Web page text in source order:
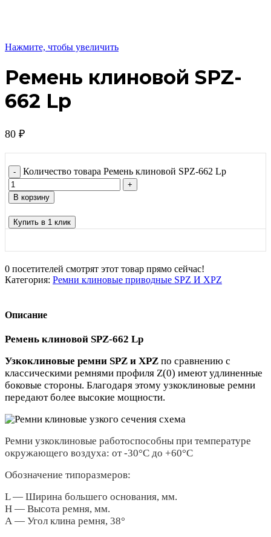
Нажмите, чтобы увеличить
Ремень клиновой SPZ-
662 Lp
80 ₽
Количество товара Ремень клиновой SPZ-662 Lp
В корзину
Купить в 1 клик
0 посетителей смотрят этот товар прямо сейчас!
Категория: Ремни клиновые приводные SPZ И XPZ
Описание
Ремень клиновой SPZ-662 Lp
Узкоклиновые ремни SPZ и XPZ по сравнению с
классическими ремнями профиля Z(0) имеют удлиненные
боковые стороны. Благодаря этому узкоклиновые ремни
передают более высокие мощности.
Ремни узкоклиновые работоспособны при температуре
окружающего воздуха: от -30°С до +60°С
Обозначение типоразмеров:
L — Ширина большего основания, мм.
Н — Высота ремня, мм.
А — Угол клина ремня, 38°